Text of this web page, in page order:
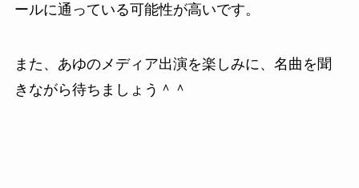
ールに通っている可能性が高いです。
また、あゆのメディア出演を楽しみに、名曲を聞
きながら待ちましょう＾＾